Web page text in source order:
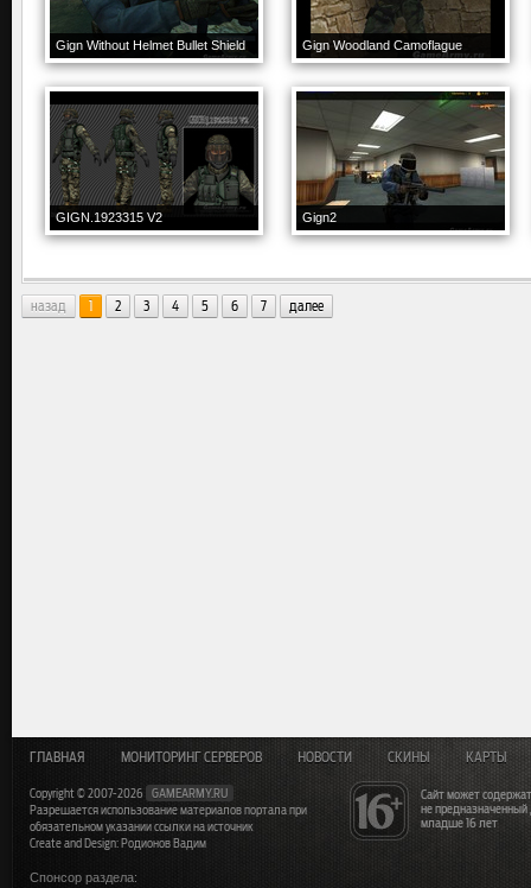
Gign Without Helmet Bullet Shield Gign Woodland Camoflague
GIGN.1923315 V2 Gign2
назад 1 2 3 4 5 6 7 далее
Сайт может
не
младше 16 лет
ГЛАВНАЯ МОНИТОРИНГ СЕРВЕРОВ НОВОСТИ СКИНЫ КАРТЫ
Copyright © 2007-2026
GAMEARMY.RU
Разрешается использование материалов портала при
обязательном указании ссылки на источник
Create and Design: Родионов Вадим
Спонсор раздела: